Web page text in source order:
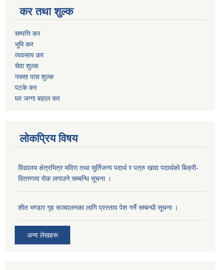
कर तथा शुल्क
सम्पत्ति कर
भूमि कर
व्यवसाय कर
सेवा शुल्क
नक्सा पास शुल्क
पटके कर
घर जग्गा बहाल कर
लोकप्रिय विषय
विद्यालय क्षेत्रभित्र मदिरा तथा सुर्तिजन्य पदार्थ र पत्रु खाद्य पदार्थको बिक्री-
वितरणमा रोक लगाउने सम्बन्धि सूचना ।
शीत भण्डार गृह सञ्चालनका लागि प्रस्ताव पेश गर्ने सम्बन्धी सूचना ।
अन्य लेखहरू